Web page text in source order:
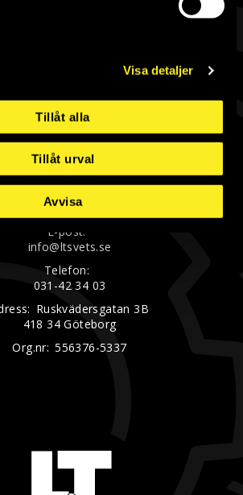
Visa detaljer
Tillåt alla
Tillåt urval
Avvisa
Allt för industrin
Komplett industrileverantör
& Industriprodukter AB
E-post:
info@ltsvets.se
Telefon:
031-42 34 03
Ruskvädersgatan 3B
418 34 Göteborg
Org.nr: 556376-5337